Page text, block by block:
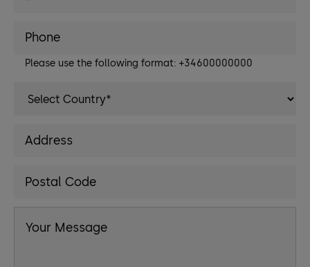
Please use the following format: +34600000000